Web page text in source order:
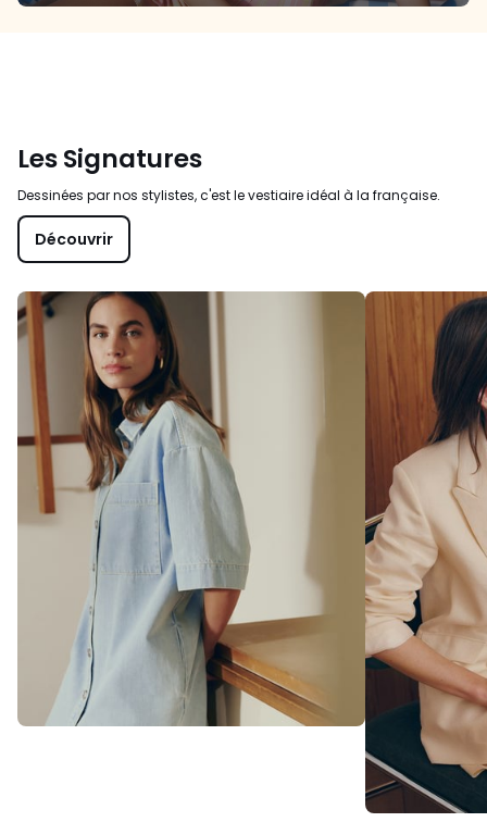
Les Signatures
Dessinées par nos stylistes, c'est le vestiaire idéal à la française.
Découvrir